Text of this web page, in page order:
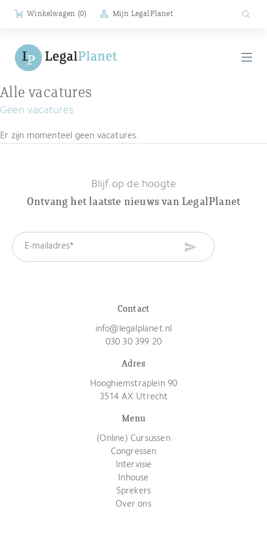
Winkelwagen (0) Mijn LegalPlanet
Alle vacatures
Geen vacatures
Er zijn momenteel geen vacatures.
Blijf op de hoogte
Ontvang het laatste nieuws van LegalPlanet
Contact
info@legalplanet.nl
030 30 399 20
Adres
Hooghiemstraplein 90
3514 AX Utrecht
Menu
(Online) Cursussen
Congressen
Intervisie
Inhouse
Sprekers
Over ons